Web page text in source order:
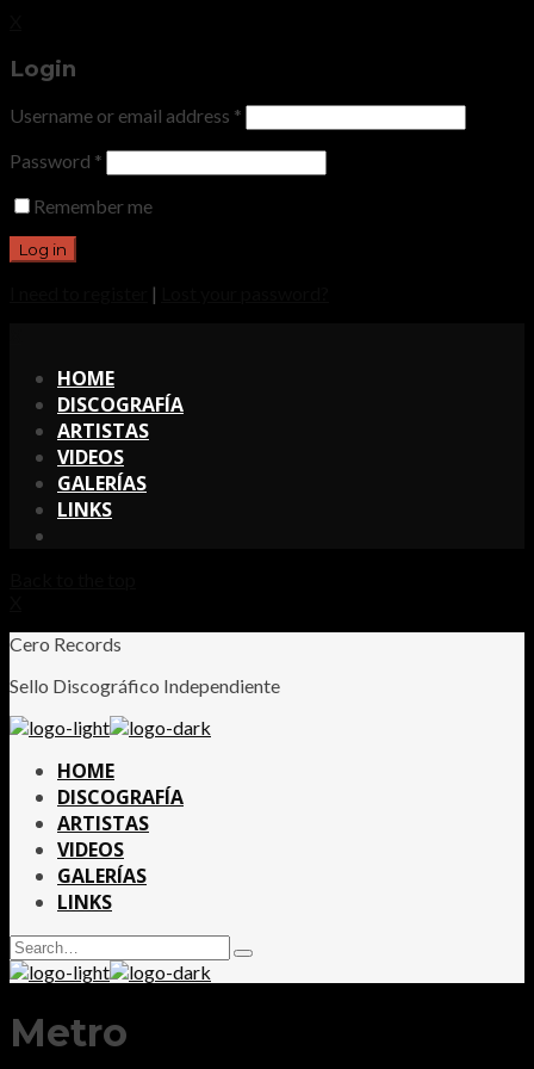
Login
Username or email address *
Password *
Remember me
|
HOME
DISCOGRAFÍA
ARTISTAS
VIDEOS
GALERÍAS
LINKS
Cero Records
Sello Discográfico Independiente
HOME
DISCOGRAFÍA
ARTISTAS
VIDEOS
GALERÍAS
LINKS
Search
for:
Type
and
Metro